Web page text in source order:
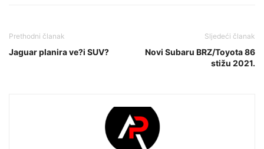
Prethodni članak
Jaguar planira ve?i SUV?
Sljedeći članak
Novi Subaru BRZ/Toyota 86
stižu 2021.